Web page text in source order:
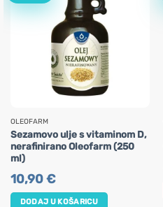
OLEOFARM
Sezamovo ulje s vitaminom D,
nerafinirano Oleofarm (250
ml)
10,90€
DODAJ U KOŠARICU